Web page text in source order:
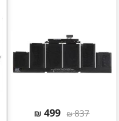
837
₪
499
₪